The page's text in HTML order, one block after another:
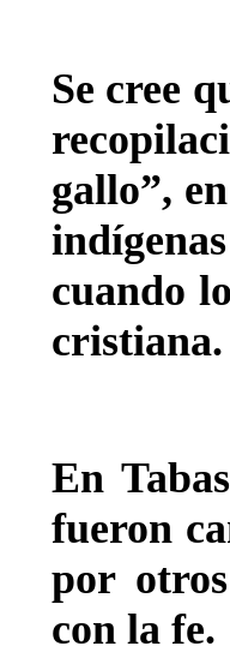
Se cree
gallo”,
cuando
cristiana.
En
fueron
por
con la fe.